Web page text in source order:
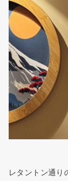
レタントン通り